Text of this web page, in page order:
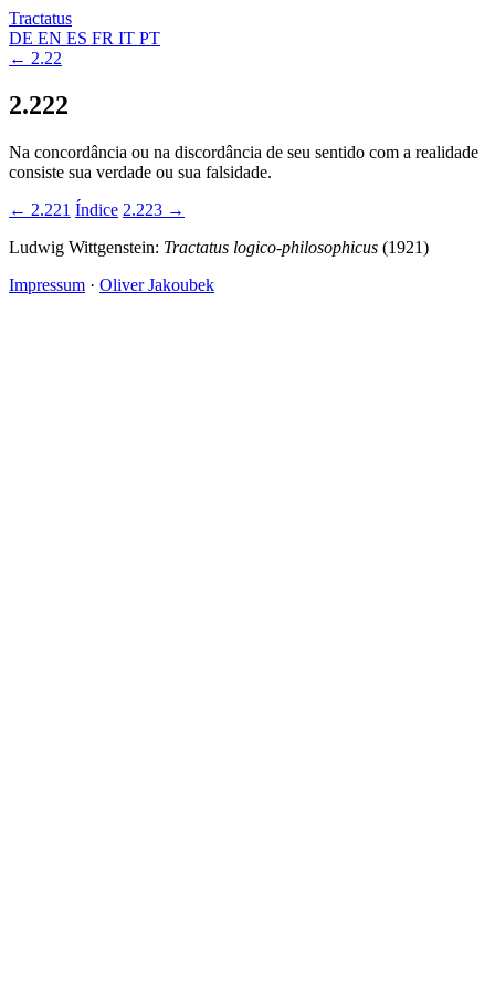
Tractatus
DE EN ES FR IT PT
← 2.22
2.222
Na concordância ou na discordância de seu sentido com a realidade
consiste sua verdade ou sua falsidade.
← 2.221 Índice 2.223 →
Ludwig Wittgenstein: Tractatus logico-philosophicus (1921)
Impressum · Oliver Jakoubek